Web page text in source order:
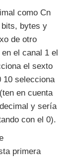
como Cn
bytes y
de otro
el canal 1 el
el sexto
10 selecciona
en cuenta
y sería
con el 0).
primera